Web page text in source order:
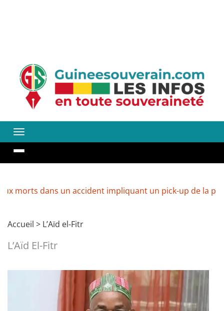
dans un accident impliquant un pick-up de la police
Accueil > L’Aïd el-Fitr
L’Aïd El-Fitr